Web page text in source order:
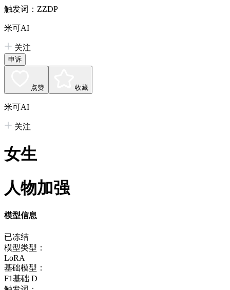
触发词：ZZDP
米可AI
关注
申诉
点赞 收藏
米可AI
关注
女生
人物加强
模型信息
已冻结
模型类型：
LoRA
基础模型：
F1基础 D